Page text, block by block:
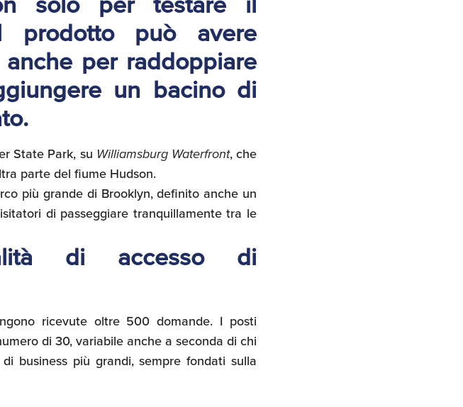
può avere
per raddoppiare
un bacino di
State Park, su Williamsburg Waterfront, che
parte del fiume Hudson.
più grande di Brooklyn, definito anche un
di passeggiare tranquillamente tra le
di accesso di
ricevute oltre 500 domande. I posti
di 30, variabile anche a seconda di chi
business più grandi, sempre fondati sulla